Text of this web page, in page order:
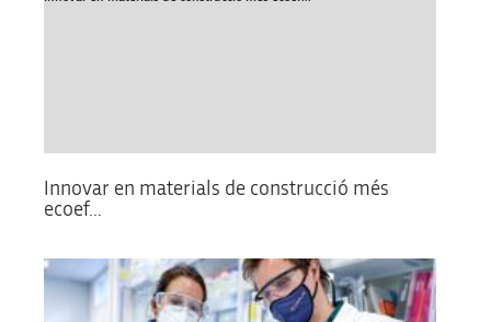
Innovar en materials de construcció més
ecoef...